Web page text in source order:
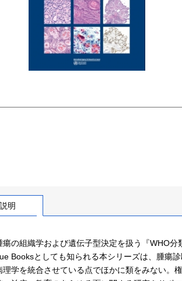
明
瘍の組織学および遺伝子型決定を扱う『WHO
Booksとしても知られる本シリーズは、腫瘍
理学を統合させている点でほかに類をみない。